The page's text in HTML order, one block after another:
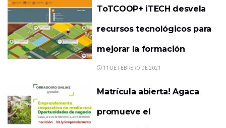
ToTCOOP+ iTECH desvela
recursos tecnológicos para
mejorar la formación
11 DE FEBRERO DE 2021
Matrícula abierta! Agaca
promueve el